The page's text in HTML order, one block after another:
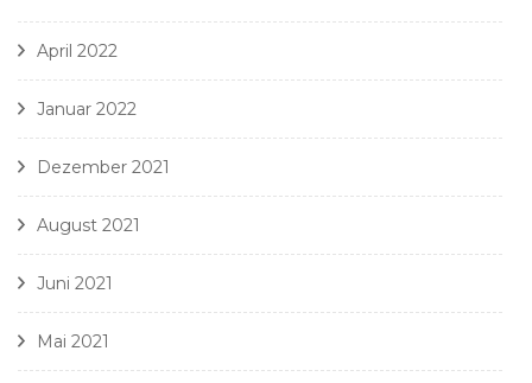
April 2022
Januar 2022
Dezember 2021
August 2021
Juni 2021
Mai 2021